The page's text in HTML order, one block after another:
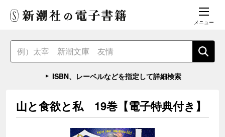
メニュー
ISBN、レーベルなどを指定して詳細検索
山と食欲と私 19巻【電子特典付き】